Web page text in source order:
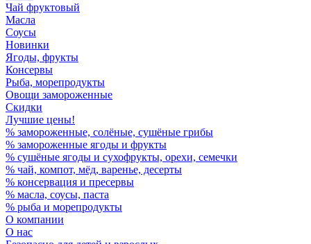
Чай фруктовый
Масла
Соусы
Новинки
Ягоды, фрукты
Консервы
Рыба, морепродукты
Овощи замороженные
Скидки
Лучшие цены!
% замороженные, солёные, сушёные грибы
% замороженные ягоды и фрукты
% сушёные ягоды и сухофрукты, орехи, семечки
% чай, компот, мёд, варенье, десерты
% консервация и пресервы
% масла, соусы, паста
% рыба и морепродукты
О компании
О нас